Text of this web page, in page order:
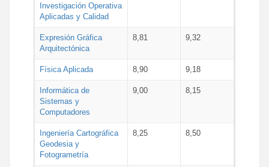
Investigación Operativa
Aplicadas y Calidad
Expresión Gráfica
Arquitectónica
8,81 9,32
Física Aplicada 8,90 9,18
Informática de
Sistemas y
Computadores
9,00 8,15
Ingeniería Cartográfica
Geodesia y
Fotogrametría
8,25 8,50